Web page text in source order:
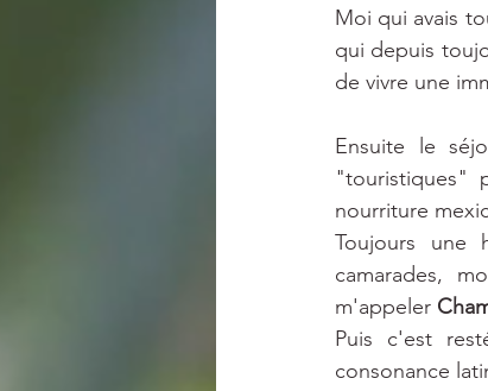
Moi qui avais
qui depuis
de vivre une
Ensuite le
"touristiques"
nourriture
Toujours une
camarades,
m'appeler
Puis c'est
consonance